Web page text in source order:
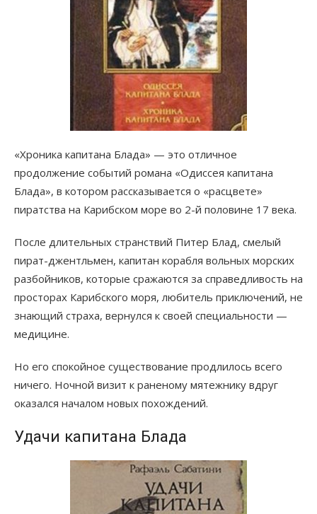
«Хроника капитана Блада» — это отличное
продолжение событий романа «Одиссея капитана
Блада», в котором рассказывается о «расцвете»
пиратства на Карибском море во 2-й половине 17 века.
После длительных странствий Питер Блад, смелый
пират-джентльмен, капитан корабля вольных морских
разбойников, которые сражаются за справедливость на
просторах Карибского моря, любитель приключений, не
знающий страха, вернулся к своей специальности —
медицине.
Но его спокойное существование продлилось всего
ничего. Ночной визит к раненому мятежнику вдруг
оказался началом новых похождений.
Удачи капитана Блада